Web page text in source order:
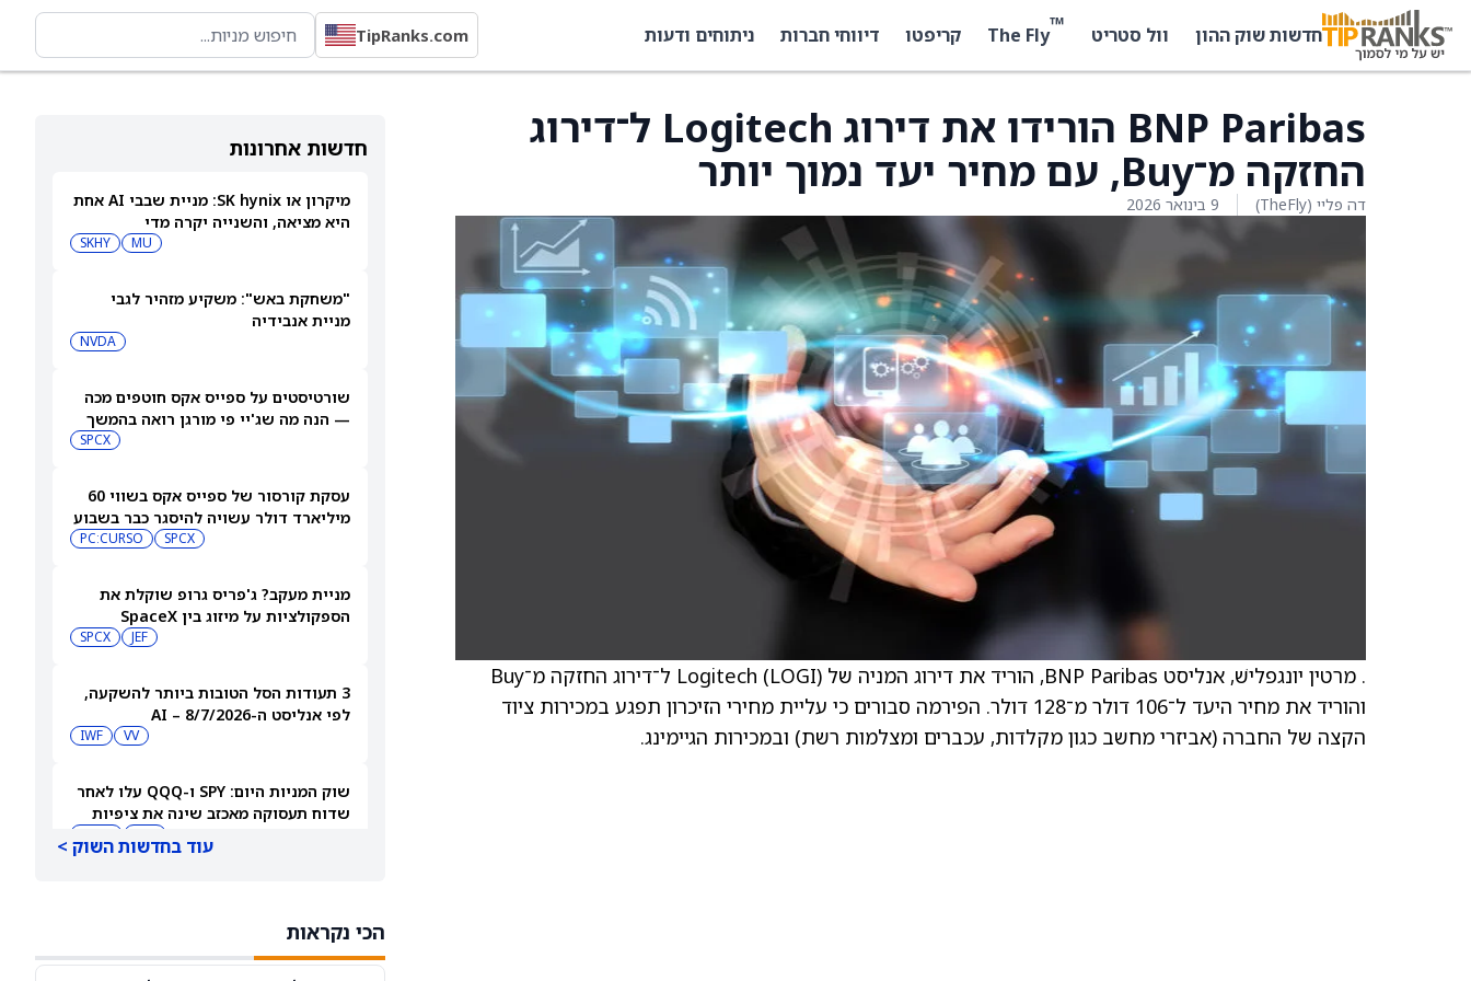
חדשות שוק ההון וול סטריט ™
The Fly קריפטו דיווחי חברות ניתוחים ודעות TipRanks.com
חדשות אחרונות
מיקרון או SK hynix: מניית שבבי AI אחת
היא מציאה, והשנייה יקרה מדי
MU
SKHY
"משחקת באש": משקיע מזהיר לגבי
מניית אנבידיה
NVDA
שורטיסטים על ספייס אקס חוטפים מכה
— הנה מה שג'יי פי מורגן רואה בהמשך
SPCX
עסקת קורסור של ספייס אקס בשווי 60
מיליארד דולר עשויה להיסגר כבר בשבוע
SPCX
PC:CURSO
מניית מעקב? ג'פריס גרופ שוקלת את
הספקולציות על מיזוג בין SpaceX
JEF
SPCX
3 תעודות הסל הטובות ביותר להשקעה,
לפי אנליסט ה-AI – 8/7/2026
VV
IWF
שוק המניות היום: SPY ו-QQQ עלו לאחר
שדוח תעסוקה מאכזב שינה את ציפיות
עוד בחדשות השוק >
הכי נקראות
BNP Paribas הורידו את דירוג Logitech ל־דירוג
החזקה מ־Buy, עם מחיר יעד נמוך יותר
דה פליי (TheFly) 9 בינואר 2026
. מרטין יונגפלישׁ, אנליסט BNP Paribas, הוריד את דירוג המניה של Logitech (LOGI) ל־דירוג החזקה מ־Buy
והוריד את מחיר היעד ל־106 דולר מ־128 דולר. הפירמה סבורים כי עליית מחירי הזיכרון תפגע במכירות ציוד
הקצה של החברה (אביזרי מחשב כגון מקלדות, עכברים ומצלמות רשת) ובמכירות הגיימינג.